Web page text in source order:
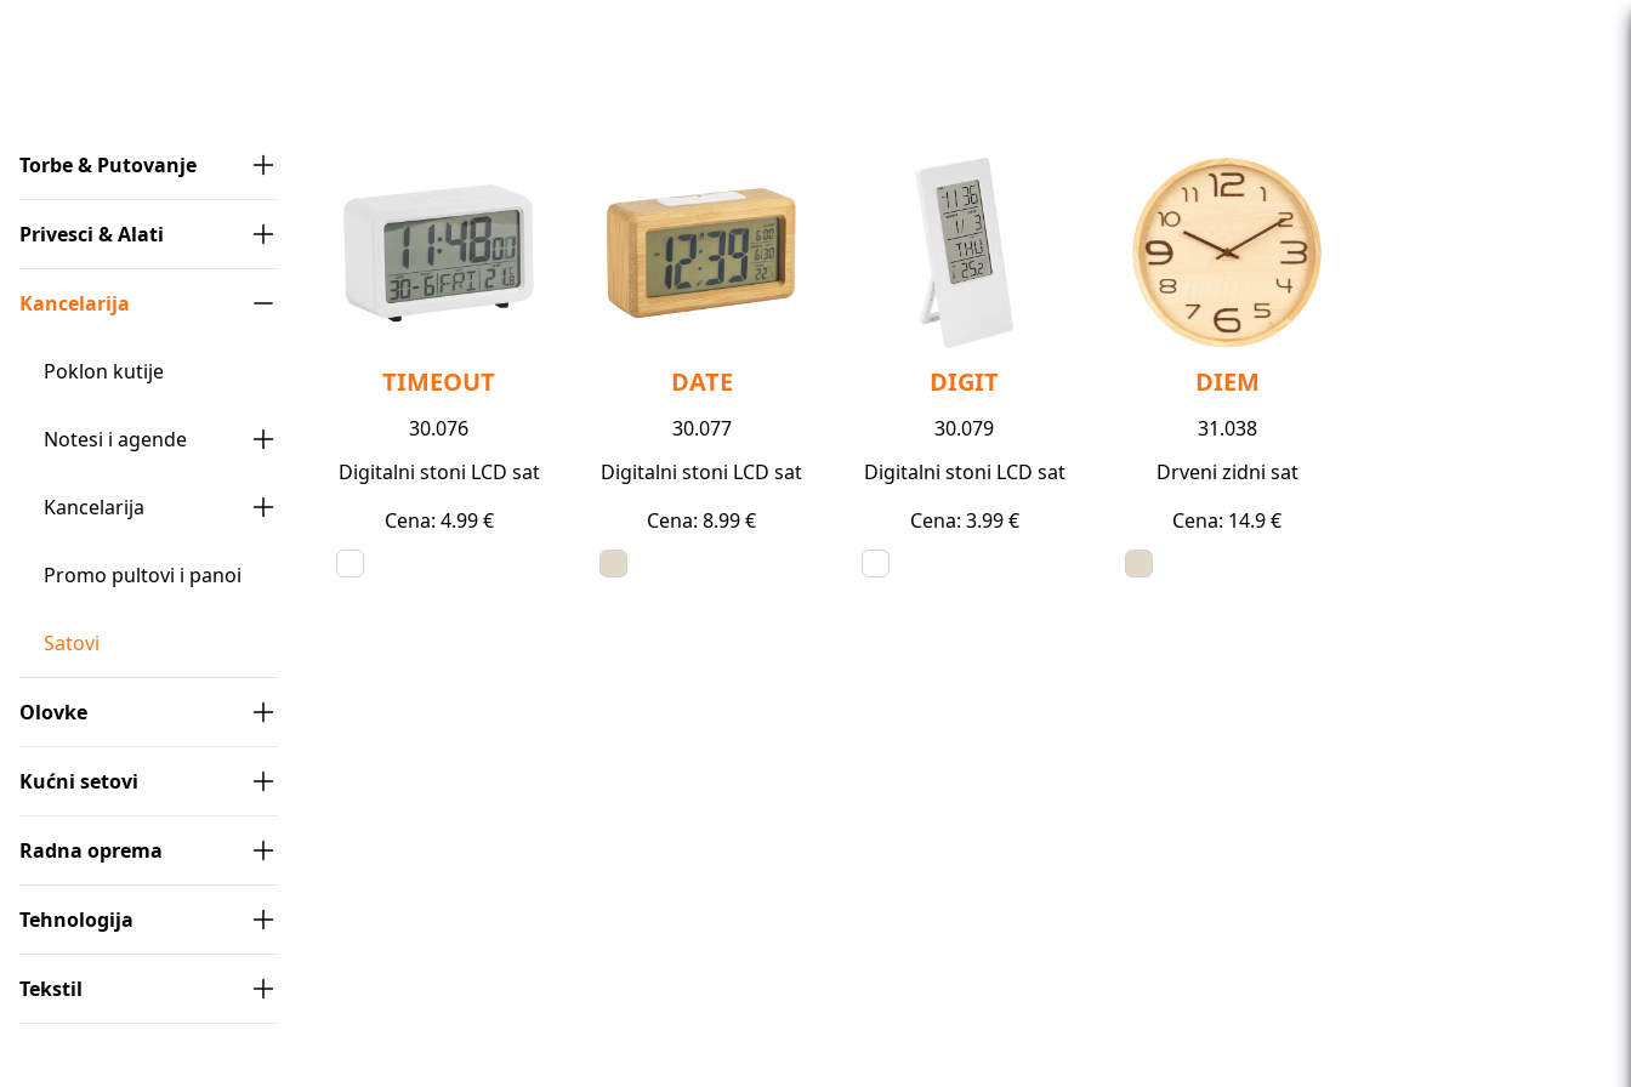
Torbe & Putovanje
Privesci & Alati
Kancelarija
Poklon kutije
Notesi i agende
Kancelarija
Promo pultovi i panoi
Satovi
Olovke
Kućni setovi
Radna oprema
Tehnologija
Tekstil
TIMEOUT
30.076
Digitalni stoni LCD sat
Cena: 4.99 €
DATE
30.077
Digitalni stoni LCD sat
Cena: 8.99 €
DIGIT
30.079
Digitalni stoni LCD sat
Cena: 3.99 €
DIEM
31.038
Drveni zidni sat
Cena: 14.9 €